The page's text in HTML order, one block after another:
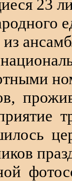
23
из